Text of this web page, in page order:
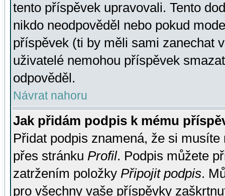
tento příspěvek upravovali. Tento
nikdo neodpověděl nebo pokud
příspěvek (ti by měli sami zanechat
uživatelé nemohou příspěvek
odpověděl.
Návrat nahoru
Jak přidám podpis k mému
Přidat podpis znamená, že si
přes stránku Profil. Podpis můžete
zatržením položky Připojit podpis.
pro všechny vaše příspěvky